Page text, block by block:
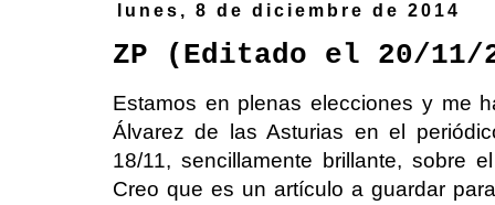
lunes, 8 de diciembre de 2014
ZP (Editado el 20/11/
Estamos en plenas elecciones y me
Álvarez de las Asturias en el
18/11, sencillamente brillante, sobre
Creo que es un artículo a guardar